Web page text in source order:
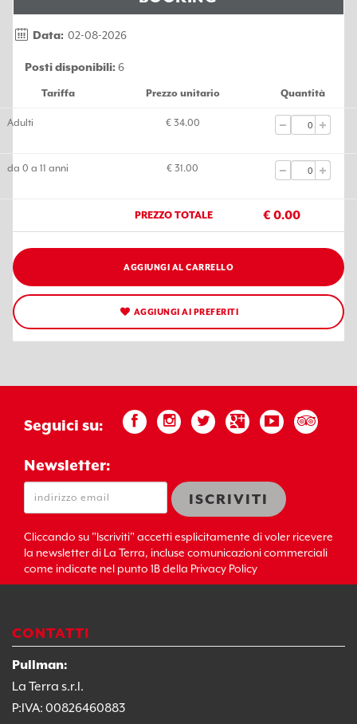
Data: 02-08-2026
Posti disponibili: 6
Tariffa Prezzo unitario Quantità
Adulti € 34.00
da 0 a 11 anni € 31.00
PREZZO TOTALE € 0.00
AGGIUNGI AL CARRELLO
AGGIUNGI AI PREFERITI
Seguici su:
Newsletter:
Cliccando su "Iscriviti" accetti esplicitamente di voler ricevere
la newsletter di La Terra, incluse comunicazioni commerciali
come indicate nel punto 1B della Privacy Policy
CONTATTI
Pullman:
La Terra s.r.l.
P:IVA: 00826460883